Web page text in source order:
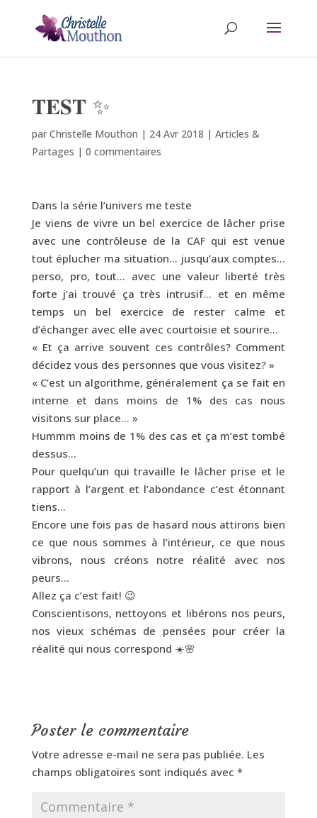
𝐓𝐄𝐒𝐓 ✨
par Christelle Mouthon | 24 Avr 2018 | Articles &
Partages | 0 commentaires
Dans la série l’univers me teste
Je viens de vivre un bel exercice de lâcher prise
avec une contrôleuse de la CAF qui est venue
tout éplucher ma situation… jusqu’aux comptes…
perso, pro, tout… avec une valeur liberté très
forte j’ai trouvé ça très intrusif… et en même
temps un bel exercice de rester calme et
d’échanger avec elle avec courtoisie et sourire…
« Et ça arrive souvent ces contrôles? Comment
décidez vous des personnes que vous visitez? »
« C’est un algorithme, généralement ça se fait en
interne et dans moins de 1% des cas nous
visitons sur place… »
Hummm moins de 1% des cas et ça m’est tombé
dessus…
Pour quelqu’un qui travaille le lâcher prise et le
rapport à l’argent et l’abondance c’est étonnant
tiens…
Encore une fois pas de hasard nous attirons bien
ce que nous sommes à l’intérieur, ce que nous
vibrons, nous créons notre réalité avec nos
peurs…
Allez ça c’est fait! 😉
Conscientisons, nettoyons et libérons nos peurs,
nos vieux schémas de pensées pour créer la
réalité qui nous correspond ☀️🌸
Poster le commentaire
Votre adresse e-mail ne sera pas publiée. Les
champs obligatoires sont indiqués avec *